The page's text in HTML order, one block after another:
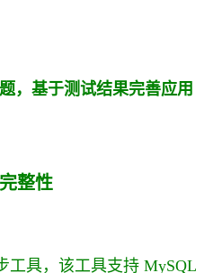
，基于测试结果完善应用
整性
工具，该工具支持 MySQL